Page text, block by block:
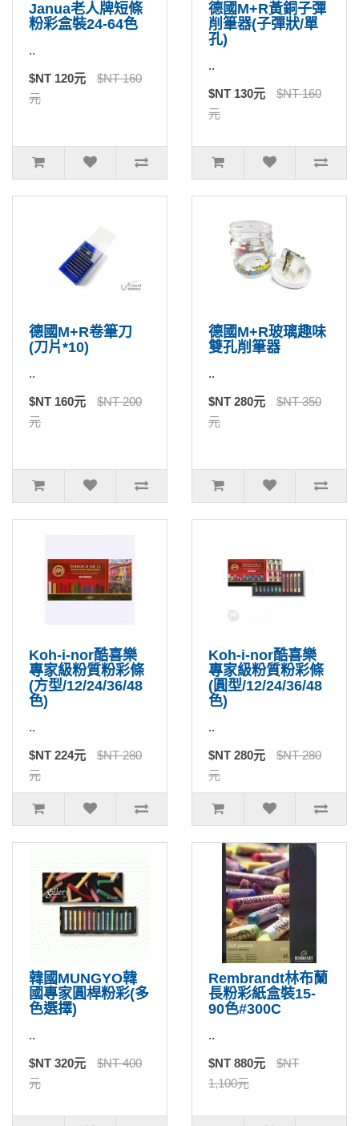
Janua老人牌短條
粉彩盒裝24-64色
..
$NT 120元
$NT 160
元
德國M+R黃銅子彈
削筆器(子彈狀/單
孔)
..
$NT 130元
$NT 160
元
德國M+R卷筆刀
(刀片*10)
..
$NT 160元
$NT 200
元
德國M+R玻璃趣味
雙孔削筆器
..
$NT 280元
$NT 350
元
Koh-i-nor酷喜樂
專家級粉質粉彩條
(方型/12/24/36/48
色)
..
$NT 224元
$NT 280
元
Koh-i-nor酷喜樂
專家級粉質粉彩條
(圓型/12/24/36/48
色)
..
$NT 280元
$NT 280
元
韓國MUNGYO韓
國專家圓桿粉彩(多
色選擇)
..
$NT 320元
$NT 400
元
Rembrandt林布蘭
長粉彩紙盒裝15-
90色#300C
..
$NT 880元
$NT
1,100元